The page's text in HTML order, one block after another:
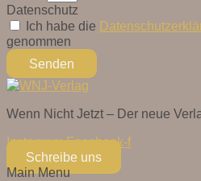
Datenschutz
Ich habe die
genommen
Senden
Wenn Nicht Jetzt – Der neue
Instagram Facebook-f
Schreibe uns
Main Menu